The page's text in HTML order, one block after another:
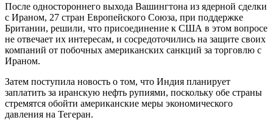
После одностороннего выхода Вашингтона из ядерной сделки
с Ираном, 27 стран Европейского Союза, при поддержке
Британии, решили, что присоединение к США в этом вопросе
не отвечает их интересам, и сосредоточились на защите своих
компаний от побочных американских санкций за торговлю с
Ираном.
Затем поступила новость о том, что Индия планирует
заплатить за иранскую нефть рупиями, поскольку обе страны
стремятся обойти американские меры экономического
давления на Тегеран.